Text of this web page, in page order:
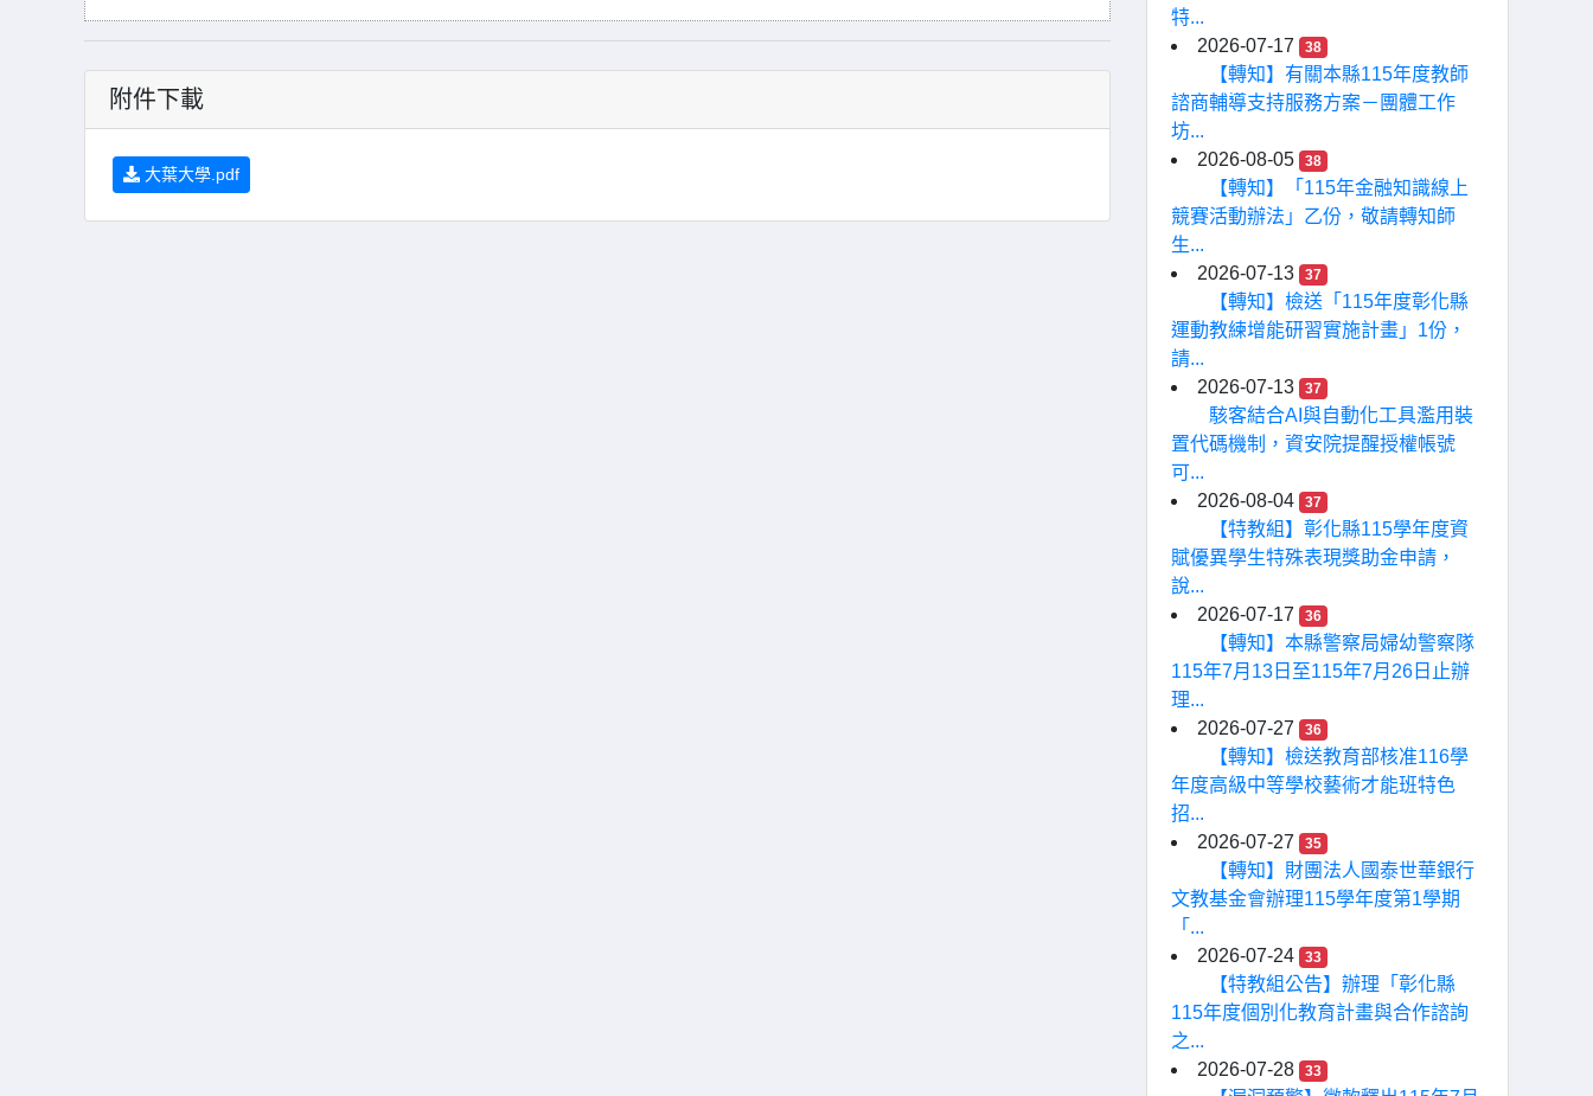
附件下載
大葉大學.pdf
特...
2026-07-17
38
【轉知】有關本縣115年度教師
諮商輔導支持服務方案－團體工作
坊...
2026-08-05
38
【轉知】「115年金融知識線上
競賽活動辦法」乙份，敬請轉知師
生...
2026-07-13
37
【轉知】檢送「115年度彰化縣
運動教練增能研習實施計畫」1份，
請...
2026-07-13
37
駭客結合AI與自動化工具濫用裝
置代碼機制，資安院提醒授權帳號
可...
2026-08-04
37
【特教組】彰化縣115學年度資
賦優異學生特殊表現獎助金申請，
說...
2026-07-17
36
【轉知】本縣警察局婦幼警察隊
115年7月13日至115年7月26日止辦
理...
2026-07-27
36
【轉知】檢送教育部核准116學
年度高級中等學校藝術才能班特色
招...
2026-07-27
35
【轉知】財團法人國泰世華銀行
文教基金會辦理115學年度第1學期
「...
2026-07-24
33
【特教組公告】辦理「彰化縣
115年度個別化教育計畫與合作諮詢
之...
2026-07-28
33